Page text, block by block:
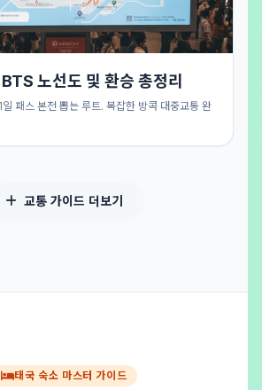
노선도 및 환승 총정리
패스 본전 뽑는 루트. 복잡한 방콕 대중교통 완
교통 가이드 더보기
태국 숙소 마스터 가이드